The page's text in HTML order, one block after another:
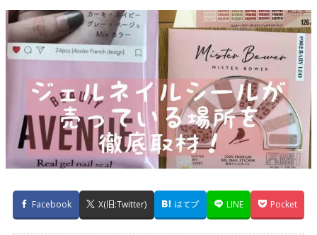
Facebook X(旧:Twitter) はてブ LINE Pocket